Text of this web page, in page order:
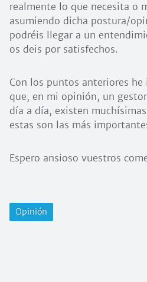
realmente lo que necesita o
asumiendo dicha postura/
podréis llegar a un
os deis por satisfechos.
Con los puntos anteriores
que, en mi opinión, un
día a día, existen
estas son las más
Espero ansioso vuestros
Opinión